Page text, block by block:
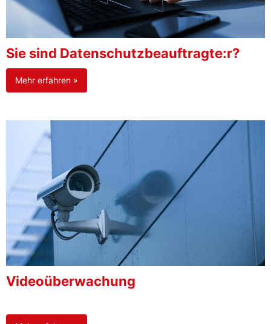
Sie sind Datenschutzbeauftragte:r?
Mehr erfahren »
Videoüberwachung